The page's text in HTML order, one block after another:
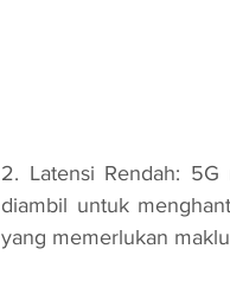
2. Latensi Rendah:
diambil untuk
yang memerlukan